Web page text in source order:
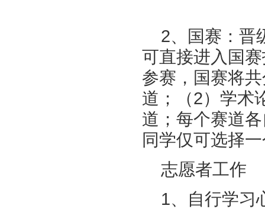
2、国赛：晋
可直接进入国
参赛，国赛将
道；（2）学术
道；每个赛道
同学仅可选择
志愿者工作
1、自行学习